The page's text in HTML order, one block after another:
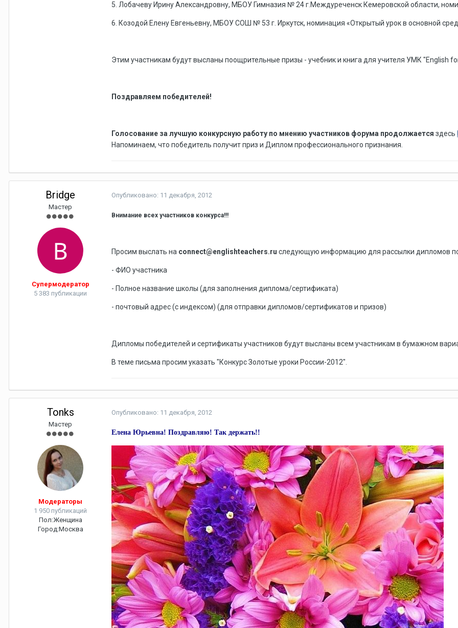
5. Лобачеву Ирину Александровну, МБОУ Гимназия № 24 г.Междуреченск Кемеровской области,
6. Козодой Елену Евгеньевну, МБОУ СОШ № 53 г. Иркутск, номинация «Открытый урок в основной
Этим участникам будут высланы поощрительные призы - учебник и книга для учителя УМК "English
Поздравляем победителей!
Голосование за лучшую конкурсную работу по мнению участников форума продолжается здесь
Напоминаем, что победитель получит приз и Диплом профессионального признания.
Bridge
Мастер
Супермодератор
5 383 публикации
Опубликовано: 11 декабря, 2012
Внимание всех участников конкурса!!!
Просим выслать на connect@englishteachers.ru следующую информацию для рассылки дипломов
- ФИО участника
- Полное название школы (для заполнения диплома/сертификата)
- почтовый адрес (с индексом) (для отправки дипломов/сертификатов и призов)
Дипломы победителей и сертификаты участников будут высланы всем участникам в бумажном
В теме письма просим указать "Конкурс Золотые уроки России-2012".
Tonks
Мастер
Модераторы
1 950 публикаций
Пол:Женщина
Город:Москва
Опубликовано: 11 декабря, 2012
Елена Юрьевна! Поздравляю! Так держать!!